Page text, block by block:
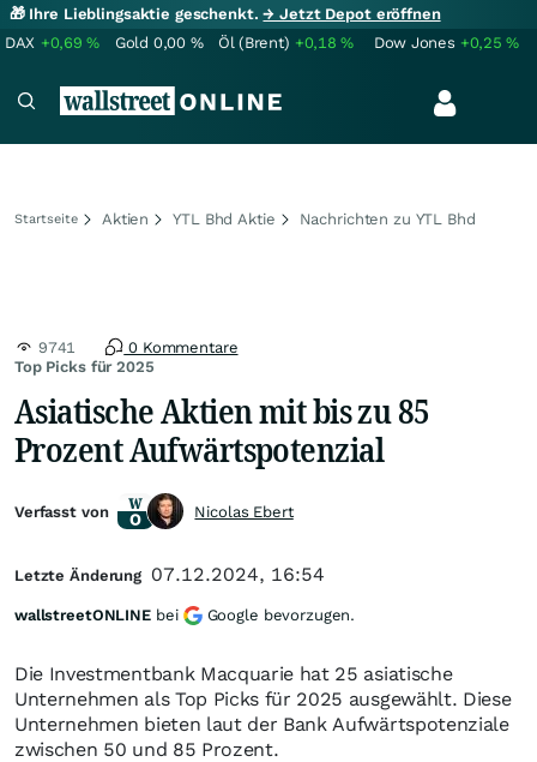
🎁 Ihre Lieblingsaktie geschenkt.→ Jetzt Depot eröffnen
DAX +0,69% Gold 0,00 % Öl (Brent) +0,18% Dow Jones +0,25%
Startseite Aktien YTL Bhd Aktie Nachrichten zu YTL Bhd
Top Picks für 2025
9741 0 Kommentare
Asiatische Aktien mit bis zu 85
Prozent Aufwärtspotenzial
Die Investmentbank Macquarie hat 25 asiatische
Unternehmen als Top Picks für 2025 ausgewählt. Diese
Unternehmen bieten laut der Bank Aufwärtspotenziale
zwischen 50 und 85 Prozent.
Verfasst von Nicolas Ebert
Letzte Änderung 07.12.2024, 16:54
wallstreetONLINE bei Google bevorzugen.